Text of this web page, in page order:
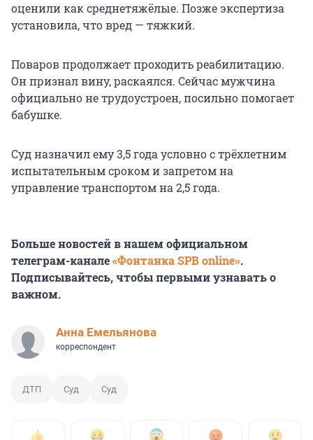
оценили как среднетяжёлые. Позже экспертиза
установила, что вред — тяжкий.
Поваров продолжает проходить реабилитацию.
Он признал вину, раскаялся. Сейчас мужчина
официально не трудоустроен, посильно помогает
бабушке.
Суд назначил ему 3,5 года условно с трёхлетним
испытательным сроком и запретом на
управление транспортом на 2,5 года.
Больше новостей в нашем официальном
телеграм-канале«Фонтанка SPB online».
Подписывайтесь, чтобы первыми узнавать о
важном.
Анна Емельянова
корреспондент
ДТП Суд Суд